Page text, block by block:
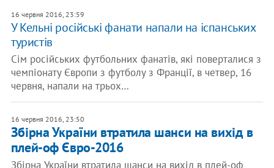
16 червня 2016, 23:59
У Кельні російські фанати напали на іспанських
туристів
Сім російських футбольних фанатів, які поверталися з
чемпіонату Європи з футболу з Франції, в четвер, 16
червня, напали на трьох…
16 червня 2016, 23:50
Збірна України втратила шанси на вихід в
плей-оф Євро-2016
Збірна України втратила шанси на вихід в плей-оф